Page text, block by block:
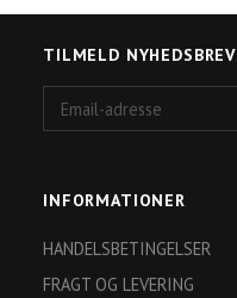
TILMELD NYHEDSBREV
adresse
INFORMATIONER
HANDELSBETINGELSER
FRAGT OG LEVERING